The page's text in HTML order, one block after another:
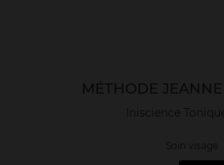
MÉTHODE
Iniscience
Soin visage